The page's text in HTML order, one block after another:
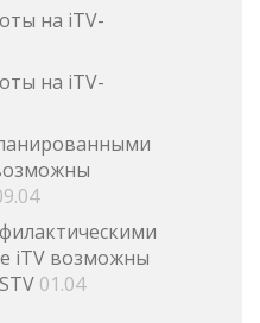
на iTV-
на iTV-
iTV возможны
01.04